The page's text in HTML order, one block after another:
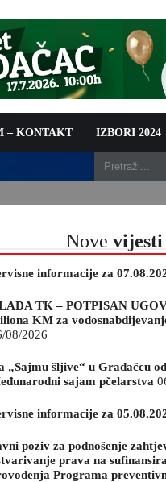
– KONTAKT IZBORI 2024
Nove vijesti
informacije za
TK – POTPISAN
KM za
08/2026
„Sajmu šljive“ u Gradačcu
sajam pčelarstva
informacije za
poziv za podnošenje
prava na
Programa